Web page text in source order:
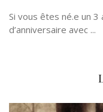
Si vous êtes né.e un
d’anniversaire avec ...